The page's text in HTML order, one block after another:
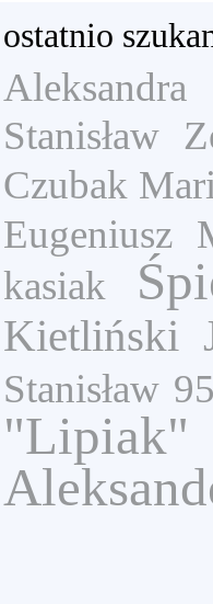
ostatnio
Aleksandra
Stanisław
Czubak
Eugeniusz
kasiak
Kietliński
Stanisław
"Lipiak"